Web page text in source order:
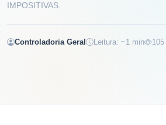
IMPOSITIVAS.
Controladoria Geral Leitura: ~1 min 105